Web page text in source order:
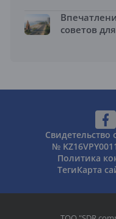
советов
Свидетельство
№
Политика
ТегиКарта